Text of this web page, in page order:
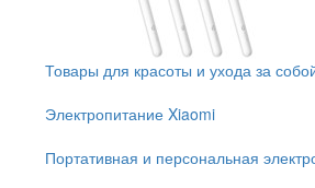
Товары для красоты и ухода за
Электропитание Xiaomi
Портативная и персональная